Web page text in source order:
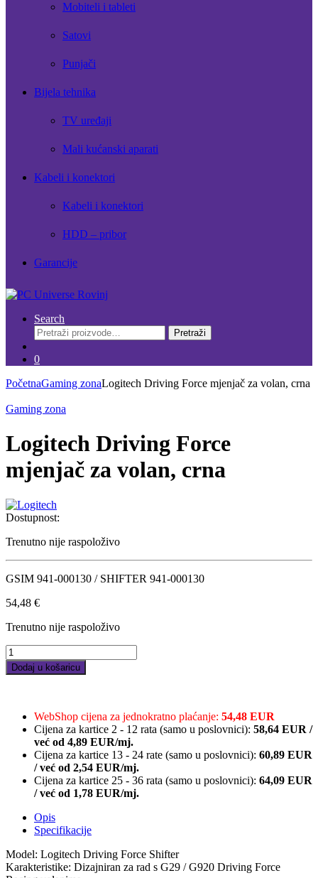
Mobiteli i tableti
Satovi
Punjači
Bijela tehnika
TV uređaji
Mali kućanski aparati
Kabeli i konektori
Kabeli i konektori
HDD – pribor
Garancije
Search
Pretraži:
Pretraži
0
PočetnaGaming zonaLogitech Driving Force mjenjač za volan, crna
Gaming zona
Logitech Driving Force
mjenjač za volan, crna
Dostupnost:
Trenutno nije raspoloživo
GSIM 941-000130 / SHIFTER 941-000130
54,48 €
Trenutno nije raspoloživo
Logitech
Driving
Force
volan,
crna
quantity
Dodaj u košaricu
WebShop cijena za jednokratno plaćanje: 54,48 EUR
Cijena za kartice 2 - 12 rata (samo u poslovnici): 58,64 EUR /
već od 4,89 EUR/mj.
Cijena za kartice 13 - 24 rate (samo u poslovnici): 60,89 EUR
/već od 2,54 EUR/mj.
Cijena za kartice 25 - 36 rata (samo u poslovnici): 64,09 EUR
/već od 1,78 EUR/mj.
Opis
Specifikacije
Model: Logitech Driving Force Shifter
Karakteristike: Dizajniran za rad s G29 / G920 Driving Force